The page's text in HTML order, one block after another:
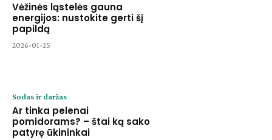
Vėžinės ląstelės gauna
energijos: nustokite gerti šį
papildą
2026-01-25
Sodas ir daržas
Ar tinka pelenai
pomidorams? – štai ką sako
patyrę ūkininkai